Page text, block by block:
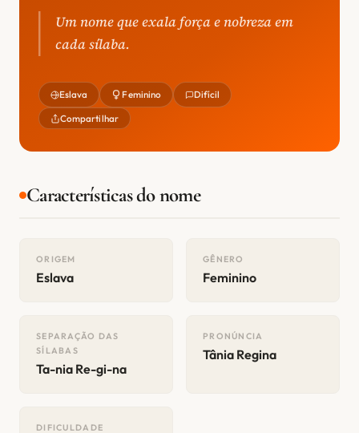
Um nome que exala força e nobreza em
cada sílaba.
Eslava Feminino Difícil
Compartilhar
Características do nome
ORIGEM
Eslava
GÊNERO
Feminino
SEPARAÇÃO DAS
SÍLABAS
Ta-nia Re-gi-na
PRONÚNCIA
Tânia Regina
DIFICULDADE